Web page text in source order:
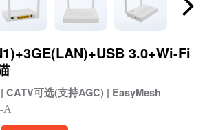
3.0+Wi-Fi
CATV可选(支持AGC) | EasyMesh
A